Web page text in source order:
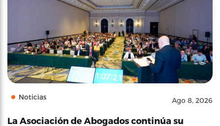
Noticias Ago 8, 2026
La Asociación de Abogados continúa su